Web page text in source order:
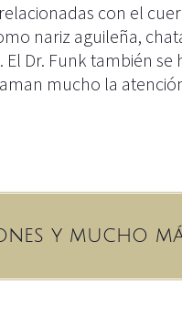
con el
nariz aguileña,
Dr. Funk también
mucho la
y mucho